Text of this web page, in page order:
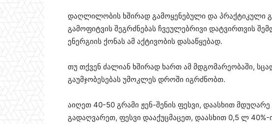
დაღლილობის ხშირად გამოყენებული და პრაქტიკული
გამოფიტვის შეგრძნებას ჩვეულებრივი დატვირთვის
ენერგიის ქონას ამ აქტივობის დასაწყებად.
თუ თქვენ ძალიან ხშირად ხართ ამ მდგომარეობაში,
გაუმჯობესებას უმოკლეს დროში იგრძნობთ.
აიღეთ 40-50 გრამი ჟენ-შენის ფესვი, დაასხით
გადაღვარეთ, ფესვი დააქუცმაცეთ, დაასხით 0,5 ლ